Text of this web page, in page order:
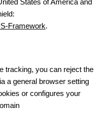
States of America and
Framework.
tracking, you can reject the
a general browser setting
or configures your